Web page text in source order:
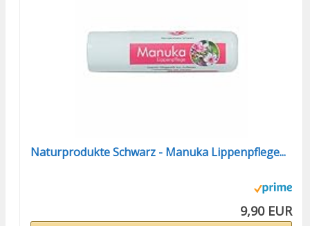
Naturprodukte Schwarz - Manuka Lippenpflege...
9,90 EUR